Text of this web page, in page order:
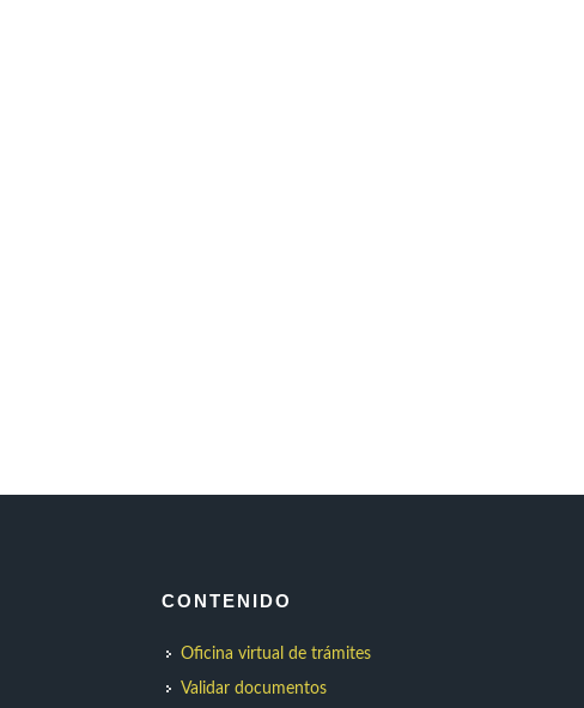
CONTENIDO
Oficina virtual de trámites
Validar documentos